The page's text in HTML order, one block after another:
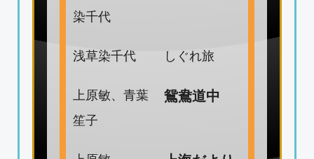
染千代
浅草染千代 しぐれ旅
上原敏、青葉
笙子
鴛鴦道中